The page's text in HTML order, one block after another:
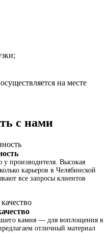
на месте
с нами
у производителя. Высокая
карьеров в Челябинской
все запросы клиентов
камня — для воплощения в
отличный материал